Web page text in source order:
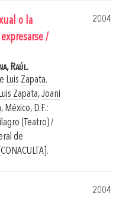
o la
/
2004
Raúl.
Luis Zapata.
Zapata,Joani
, México, D.F.:
(Teatro) /
de
2004